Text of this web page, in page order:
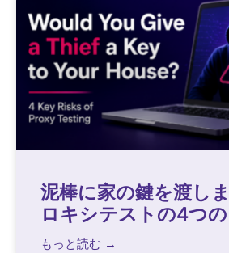
泥棒に家の鍵を渡し
ロキシテストの4つ
もっと読む →